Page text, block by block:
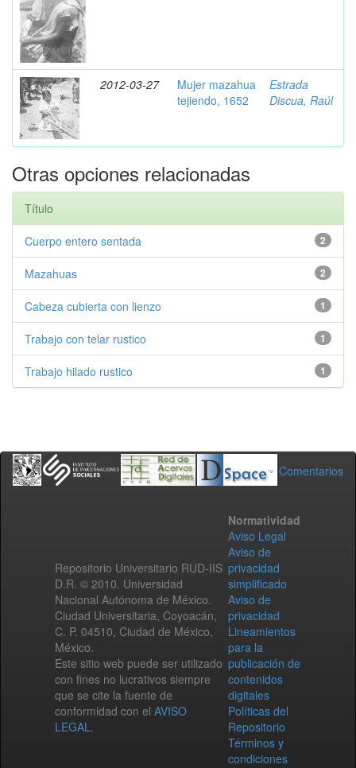
2012-03-27
Mujer mazahua
tejiendo, 1652
Estrada
Discua, Raúl
Otras opciones relacionadas
Título
2
Cuerpo entero sentada
2
Mazahuas
1
Cabeza cubierta con lienzo
1
Trabajo con telar rustico
1
Trabajo hilado rustico
Comentarios
Repositorio Universitario RUD-IIS
D.R. © 2010. Universidad
Nacional Autónoma de México.
Ciudad Universitaria, Coyoacán,
C. P. 04510, Ciudad de México,
México.
Este sitio web puede ser utilizado
con fines no lucrativos siempre
que se cite la fuente de
conformidad con el AVISO
LEGAL.
Normatividad
Aviso Legal
Aviso de
privacidad
simplificado
Aviso de
privacidad
Lineamientos
para la
publicación de
contenidos
digitales
Políticas del
Repositorio
Términos y
condiciones